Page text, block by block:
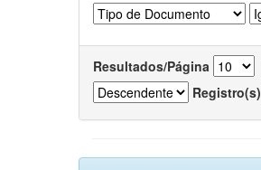
Resultados/Página
Registro(s)